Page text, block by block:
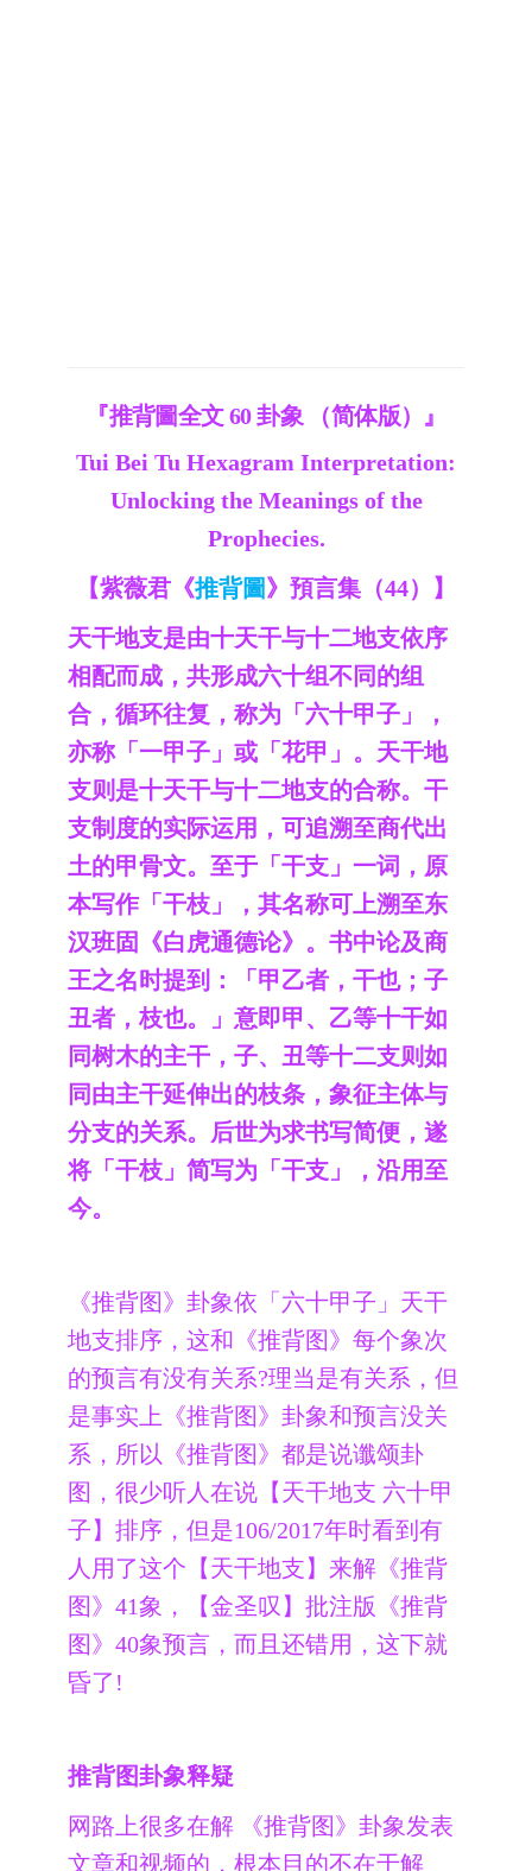
『推背圖全文 60 卦象 （简体版）』
Tui Bei Tu Hexagram Interpretation:
Unlocking the Meanings of the
Prophecies.
【紫薇君《推背圖 》預言集（44）】
天干地支是由十天干与十二地支依序
相配而成，共形成六十组不同的组
合，循环往复，称为「六十甲子」，
亦称「一甲子」或「花甲」。天干地
支则是十天干与十二地支的合称。干
支制度的实际运用，可追溯至商代出
土的甲骨文。至于「干支」一词，原
本写作「干枝」，其名称可上溯至东
汉班固《白虎通德论》。书中论及商
王之名时提到：「甲乙者，干也；子
丑者，枝也。」意即甲、乙等十干如
同树木的主干，子、丑等十二支则如
同由主干延伸出的枝条，象征主体与
分支的关系。后世为求书写简便，遂
将「干枝」简写为「干支」，沿用至
今。
《推背图》卦象依「六十甲子」天干
地支排序，这和《推背图》每个象次
的预言有没有关系?理当是有关系，但
是事实上《推背图》卦象和预言没关
系，所以《推背图》都是说谶颂卦
图，很少听人在说【天干地支 六十甲
子】排序，但是106/2017年时看到有
人用了这个【天干地支】来解《推背
图》41象，【金圣叹】批注版《推背
图》40象预言，而且还错用，这下就
昏了!
推背图卦象释疑
网路上很多在解 《推背图》卦象发表
文章和视频的，根本目的不在于解